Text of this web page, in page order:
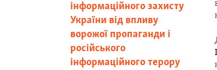
інформаційного захисту
України від впливу
ворожої пропаганди і
російського
інформаційного терору